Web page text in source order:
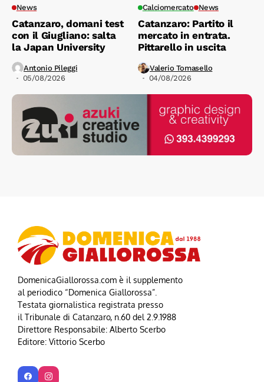
News
Catanzaro, domani test
con il Giugliano: salta
la Japan University
Antonio Pileggi
05/08/2026
Calciomercato News
Catanzaro: Partito il
mercato in entrata.
Pittarello in uscita
Valerio Tomasello
04/08/2026
DomenicaGiallorossa.com è il supplemento
al periodico “Domenica Giallorossa”.
Testata giornalistica registrata presso
il Tribunale di Catanzaro, n.60 del 2.9.1988
Direttore Responsabile: Alberto Scerbo
Editore: Vittorio Scerbo